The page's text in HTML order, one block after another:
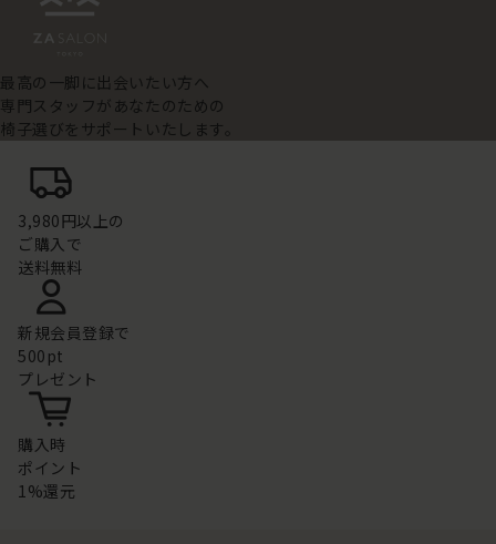
最高の一脚に出会いたい方へ
専門スタッフがあなたのための
椅子選びをサポートいたします。
3,980円以上の
ご購入で
送料無料
新規会員登録で
500pt
プレゼント
購入時
ポイント
1%還元